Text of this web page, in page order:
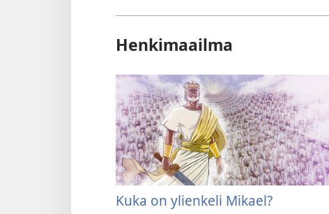
Henkimaailma
Kuka on ylienkeli Mikael?